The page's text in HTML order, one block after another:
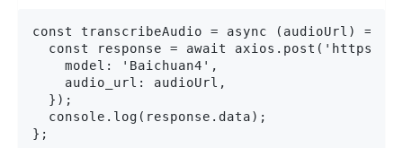
const transcribeAudio = async (audioUrl) => {
const response = await
    model: 'Baichuan4',
    audio_url: audioUrl,
  });
  console.log(response.data);
};